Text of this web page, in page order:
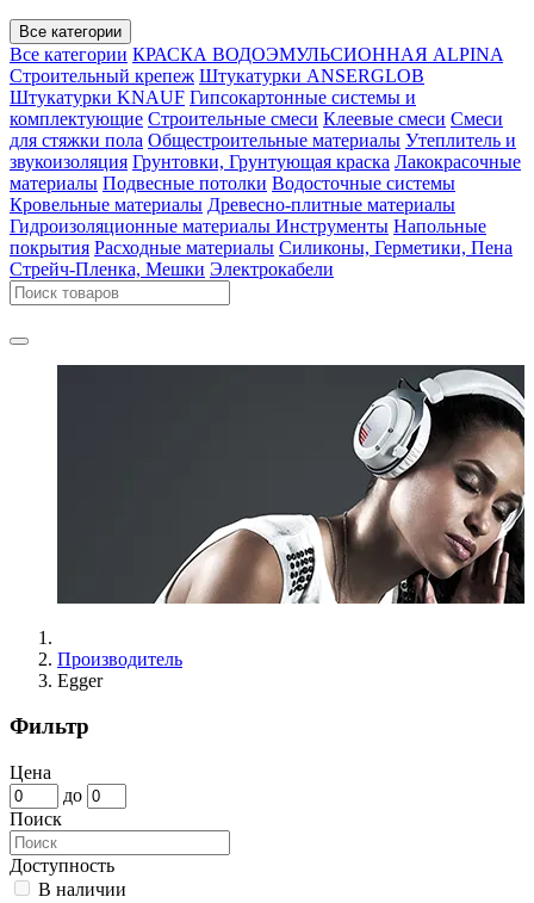
Все категории
Все категории КРАСКА ВОДОЭМУЛЬСИОННАЯ ALPINA
Строительный крепеж Штукатурки ANSERGLOB
Штукатурки KNAUF Гипсокартонные системы и
комплектующие Строительные смеси Клеевые смеси Смеси
для стяжки пола Общестроительные материалы Утеплитель и
звукоизоляция Грунтовки, Грунтующая краска Лакокрасочные
материалы Подвесные потолки Водосточные системы
Кровельные материалы Древесно-плитные материалы
Гидроизоляционные материалы Инструменты Напольные
покрытия Расходные материалы Силиконы, Герметики, Пена
Стрейч-Пленка, Мешки Электрокабели
Производитель
Egger
Фильтр
Цена
до
Поиск
Доступность
В наличии